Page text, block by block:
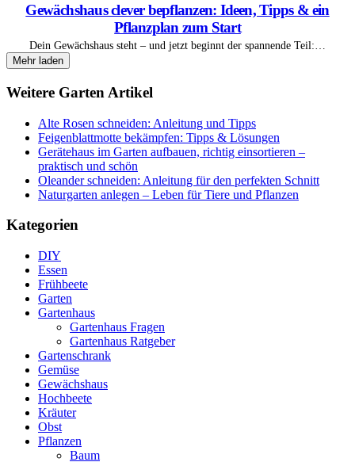
Gewächshaus clever bepflanzen: Ideen, Tipps & ein
Pflanzplan zum Start
Dein Gewächshaus steht – und jetzt beginnt der spannende Teil:…
Mehr laden
Weitere Garten Artikel
Alte Rosen schneiden: Anleitung und Tipps
Feigenblattmotte bekämpfen: Tipps & Lösungen
Gerätehaus im Garten aufbauen, richtig einsortieren –
praktisch und schön
Oleander schneiden: Anleitung für den perfekten Schnitt
Naturgarten anlegen – Leben für Tiere und Pflanzen
Kategorien
DIY
Essen
Frühbeete
Garten
Gartenhaus
Gartenhaus Fragen
Gartenhaus Ratgeber
Gartenschrank
Gemüse
Gewächshaus
Hochbeete
Kräuter
Obst
Pflanzen
Baum